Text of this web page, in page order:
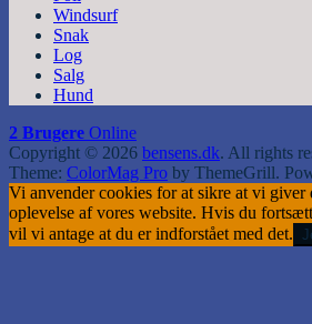
Windsurf
Snak
Log
Salg
Hund
2 Brugere Online
Copyright © 2026 bensens.dk. All rights
Theme: ColorMag Pro by ThemeGrill.
Vi anvender cookies for at sikre at vi giver
oplevelse af vores website. Hvis du
vil vi antage at du er indforstået med det.